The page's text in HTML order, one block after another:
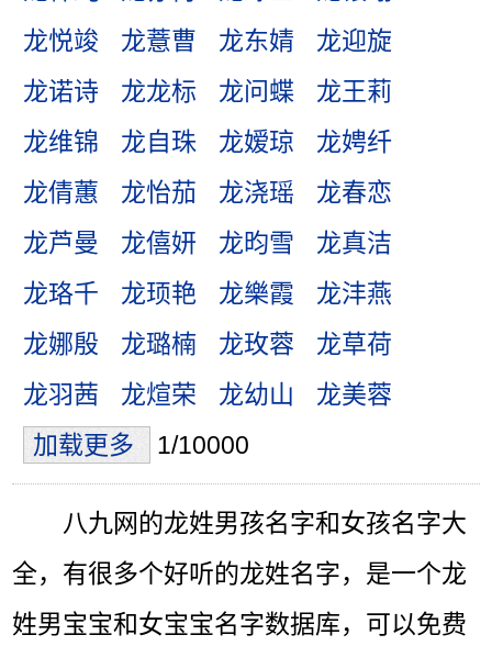
龙悦竣
龙薏曹 龙东婧
龙迎旋
龙诺诗
龙龙标 龙问蝶
龙王莉
龙维锦
龙自珠 龙嫒琼
龙娉纤
龙倩蕙
龙怡茄 龙浇瑶
龙春恋
龙芦曼
龙僖妍 龙昀雪
龙真洁
龙珞千
龙顼艳 龙樂霞
龙沣燕
龙娜殷
龙璐楠 龙玫蓉
龙草荷
龙羽茜
龙煊荣 龙幼山
龙美蓉
加载更多
1/10000
八九网的龙姓男孩名字和女孩名字大
全，有很多个好听的龙姓名字，是一个龙
姓男宝宝和女宝宝名字数据库，可以免费